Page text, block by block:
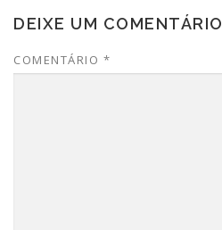
DEIXE UM COMENTÁRIO
COMENTÁRIO *